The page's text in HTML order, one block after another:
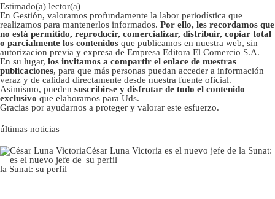
Estimado(a) lector(a)
En Gestión, valoramos profundamente la labor periodística que
realizamos para mantenerlos informados. Por ello, les recordamos que
no está permitido, reproducir, comercializar, distribuir, copiar total
o parcialmente los contenidos que publicamos en nuestra web, sin
autorizacion previa y expresa de Empresa Editora El Comercio S.A.
En su lugar, los invitamos a compartir el enlace de nuestras
publicaciones, para que más personas puedan acceder a información
veraz y de calidad directamente desde nuestra fuente oficial.
Asimismo, pueden suscribirse y disfrutar de todo el contenido
exclusivo que elaboramos para Uds.
Gracias por ayudarnos a proteger y valorar este esfuerzo.
últimas noticias
César Luna Victoria es el nuevo jefe de la Sunat:
su perfil